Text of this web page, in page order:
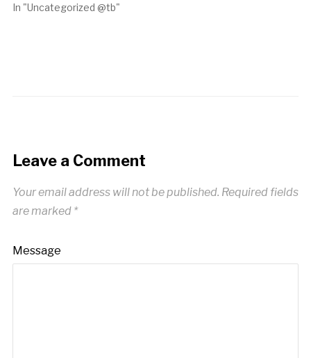
In "Uncategorized @tb"
Leave a Comment
Your email address will not be published. Required fields
are marked *
Message